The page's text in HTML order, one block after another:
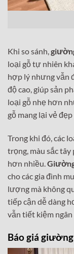
Khi so sánh,
loại gỗ tự nhiên
hợp lý nhưng vẫn
độ cao, giúp sản
loại gỗ nhẹ hơn
gỗ mang lại vẻ
Trong khi đó, các
trọng, màu sắc
hơn nhiều.
cho các gia đình
lượng mà không
tiếp cận dễ dàng
vẫn tiết kiệm ngân
Báo giá